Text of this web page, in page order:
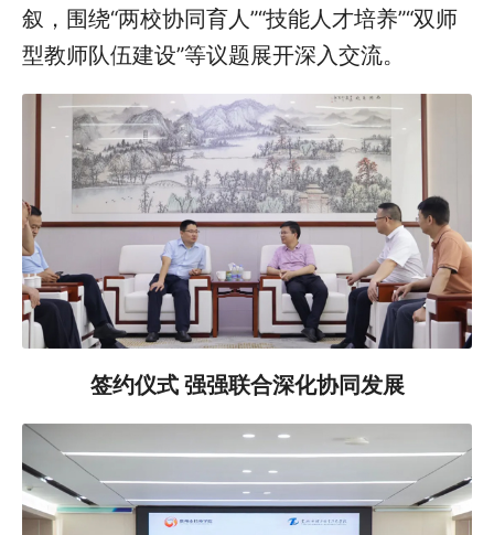
叙，围绕“两校协同育人”“技能人才培养”“双师
型教师队伍建设”等议题展开深入交流。
签约仪式 强强联合深化协同发展